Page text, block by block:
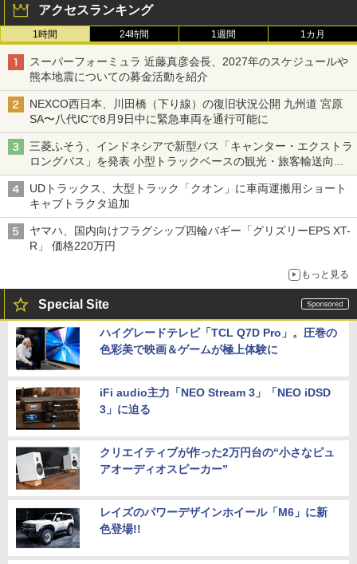
アクセスランキング
1時間 24時間 1週間 1カ月
スーパーフォーミュラ 近藤真彦会長、2027年のスケジュールや
熊本地震についての募金活動を紹介
NEXCO西日本、川田橋（下り線）の復旧状況公開 九州道 宮原
SA〜八代ICで8月9日中に緊急車両を通行可能に
三菱ふそう、インドネシアで新型バス「キャンター・エクストラ
ロングバス」を発表 小型トラックベースの観光・旅客輸送向け
バス
UDトラックス、大型トラック「クオン」に車両運搬用ショート
キャブトラクタ追加
ヤマハ、国内向けフラグシップ四輪バギー「グリズリーEPS XT-
R」 価格220万円
もっと見る
Special Site
ハイグレードテレビ「TCL Q7D Pro」。圧巻の
色彩美で映画＆ゲームが極上体験に
iFi audio主力「NEO Stream 3」「NEO iDSD
3」に迫る
クリエイティブが作った2万円台の“小さなピュ
アオーディオスピーカー”
レイズのパワーデザインホイール「M6」に新
色登場!!